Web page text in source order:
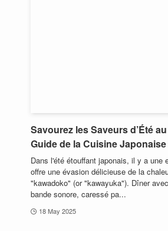
Savourez les Saveurs d’Été
Guide de la Cuisine
Dans l'été étouffant japonais, il y a une
offre une évasion délicieuse de la
"kawadoko" (or "kawayuka"). Dîner
bande sonore, caressé pa...
18 May 2025